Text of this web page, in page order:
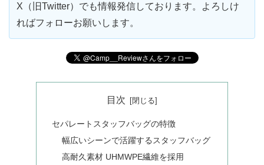
X（旧Twitter）でも情報発信しております。よろしけ
ればフォローお願いします。
目次
セパレートスタッフバッグの特徴
幅広いシーンで活躍するスタッフバッグ
高耐久素材 UHMWPE繊維を採用